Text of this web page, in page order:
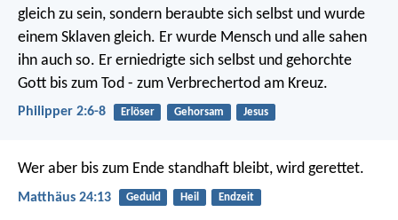
gleich zu sein, sondern beraubte sich selbst und wurde
einem Sklaven gleich. Er wurde Mensch und alle sahen
ihn auch so. Er erniedrigte sich selbst und gehorchte
Gott bis zum Tod - zum Verbrechertod am Kreuz.
Philipper 2:6-8 Erlöser Gehorsam Jesus
Wer aber bis zum Ende standhaft bleibt, wird gerettet.
Matthäus 24:13 Geduld Heil Endzeit